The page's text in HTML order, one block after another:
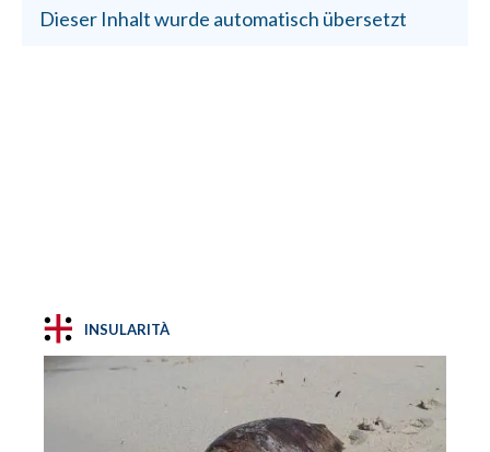
Dieser Inhalt wurde automatisch übersetzt
INSULARITÀ